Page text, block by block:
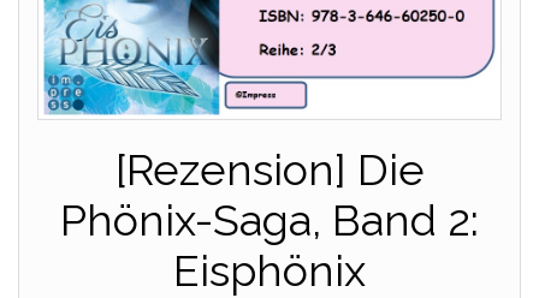
[Rezension] Die
Phönix-Saga, Band 2:
Eisphönix